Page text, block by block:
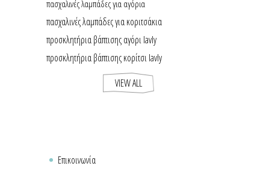
πασχαλινές λαμπάδες για αγόρια
πασχαλινές λαμπάδες για κοριτσάκια
προσκλητήρια βάπτισης αγόρι lavly
προσκλητήρια βάπτισης κορίτσι lavly
VIEW ALL
Επικοινωνία